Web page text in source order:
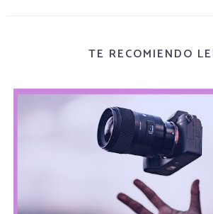
TE RECOMIENDO